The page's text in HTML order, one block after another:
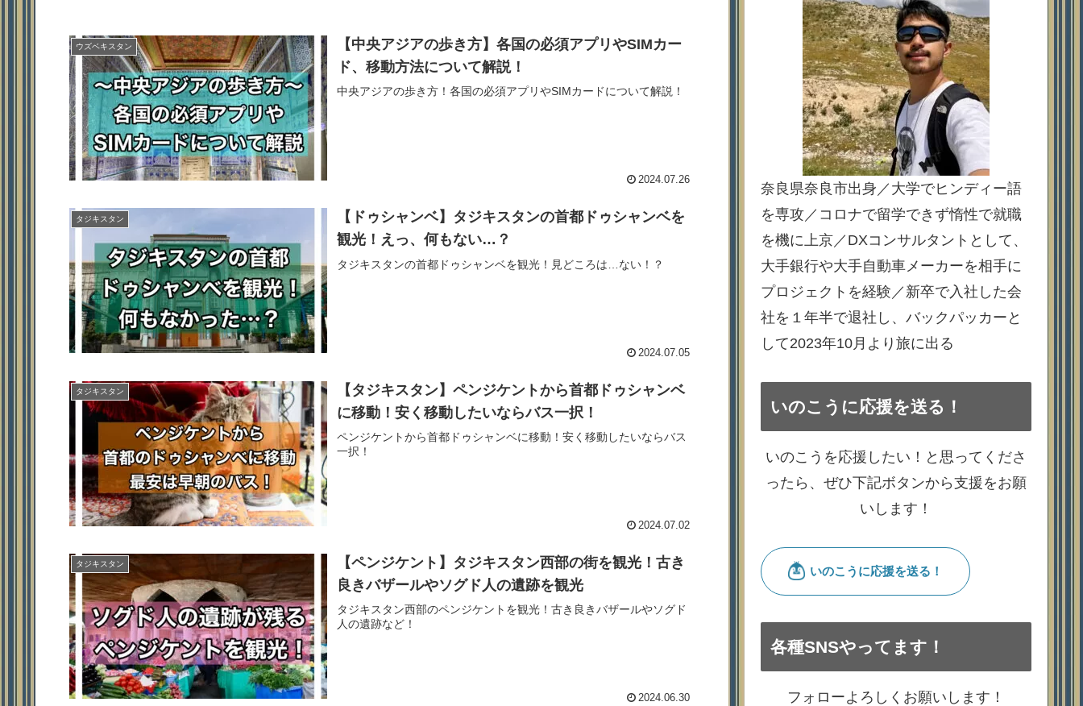
ウズベキスタン
【中央アジアの歩き方】各国の必須アプリやSIMカー
ド、移動方法について解説！
中央アジアの歩き方！各国の必須アプリやSIMカードについて解説！
2024.07.26
タジキスタン
【ドゥシャンベ】タジキスタンの首都ドゥシャンベを
観光！えっ、何もない…？
タジキスタンの首都ドゥシャンベを観光！見どころは…ない！？
2024.07.05
タジキスタン
【タジキスタン】ペンジケントから首都ドゥシャンベ
に移動！安く移動したいならバス一択！
ペンジケントから首都ドゥシャンベに移動！安く移動したいならバス
一択！
2024.07.02
タジキスタン
【ペンジケント】タジキスタン西部の街を観光！古き
良きバザールやソグド人の遺跡を観光
タジキスタン西部のペンジケントを観光！古き良きバザールやソグド
人の遺跡など！
2024.06.30
奈良県奈良市出身／大学でヒンディー語
を専攻／コロナで留学できず惰性で就職
を機に上京／DXコンサルタントとして、
大手銀行や大手自動車メーカーを相手に
プロジェクトを経験／新卒で入社した会
社を１年半で退社し、バックパッカーと
して2023年10月より旅に出る
いのこうに応援を送る！
いのこうを応援したい！と思ってくださ
ったら、ぜひ下記ボタンから支援をお願
いします！
各種SNSやってます！
フォローよろしくお願いします！